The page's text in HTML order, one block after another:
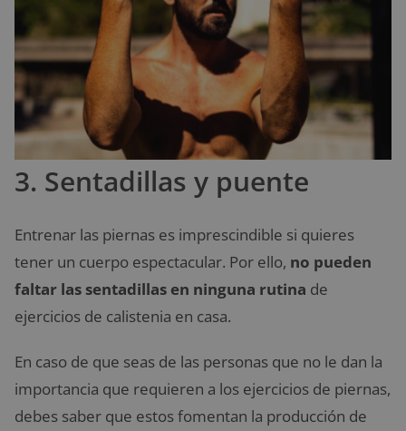
3. Sentadillas y puente
Entrenar las piernas es imprescindible si quieres
tener un cuerpo espectacular. Por ello, no pueden
faltar las sentadillas en ninguna rutina de
ejercicios de calistenia en casa.
En caso de que seas de las personas que no le dan la
importancia que requieren a los ejercicios de piernas,
debes saber que estos fomentan la producción de